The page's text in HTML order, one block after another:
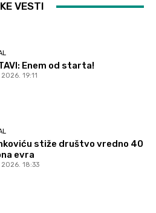
VESTI
Enem od starta!
19:11
stiže društvo vredno 40
evra
18:33